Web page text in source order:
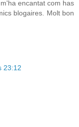
encantat com has
blogaires. Molt bon
23:12